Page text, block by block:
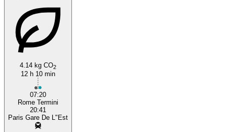
4.14 kg CO2
12 h 10 min
07:20
Rome Termini
20:41
Paris Gare De L"Est